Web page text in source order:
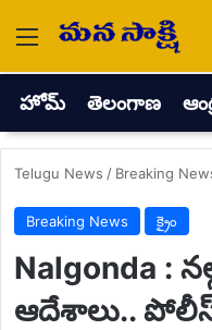
Menu
హోమ్ తెలంగాణ
Telugu News / Breaking
Breaking News క్రైం
Nalgonda :
ఆదేశాలు.. పోలీస్